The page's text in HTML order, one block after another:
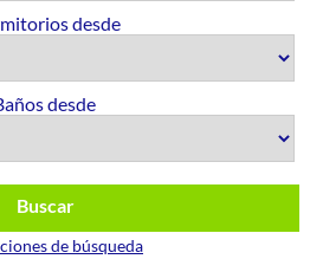
desde
desde
Buscar
de búsqueda